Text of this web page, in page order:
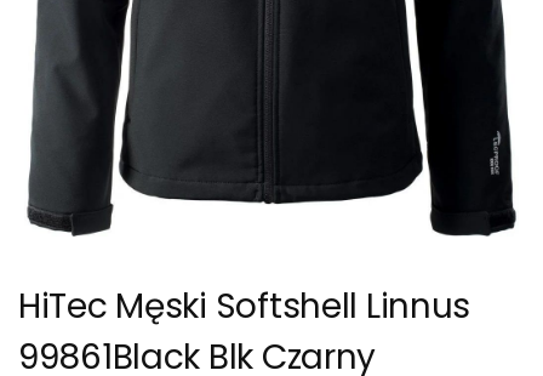
HiTec Męski Softshell Linnus
99861Black Blk Czarny